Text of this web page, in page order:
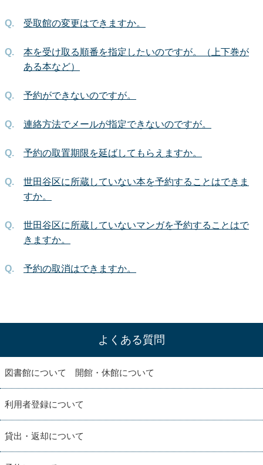
受取館の変更はできますか。
本を受け取る順番を指定したいのですが。（上下巻が
ある本など）
予約ができないのですが。
連絡方法でメールが指定できないのですが。
予約の取置期限を延ばしてもらえますか。
世田谷区に所蔵していない本を予約することはできま
すか。
世田谷区に所蔵していないマンガを予約することはで
きますか。
予約の取消はできますか。
よくある質問
図書館について 開館・休館について
利用者登録について
貸出・返却について